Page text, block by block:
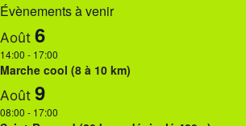
Évènements à venir
Août 6
14:00 - 17:00
Marche cool (8 à 10 km)
Août 9
08:00 - 17:00